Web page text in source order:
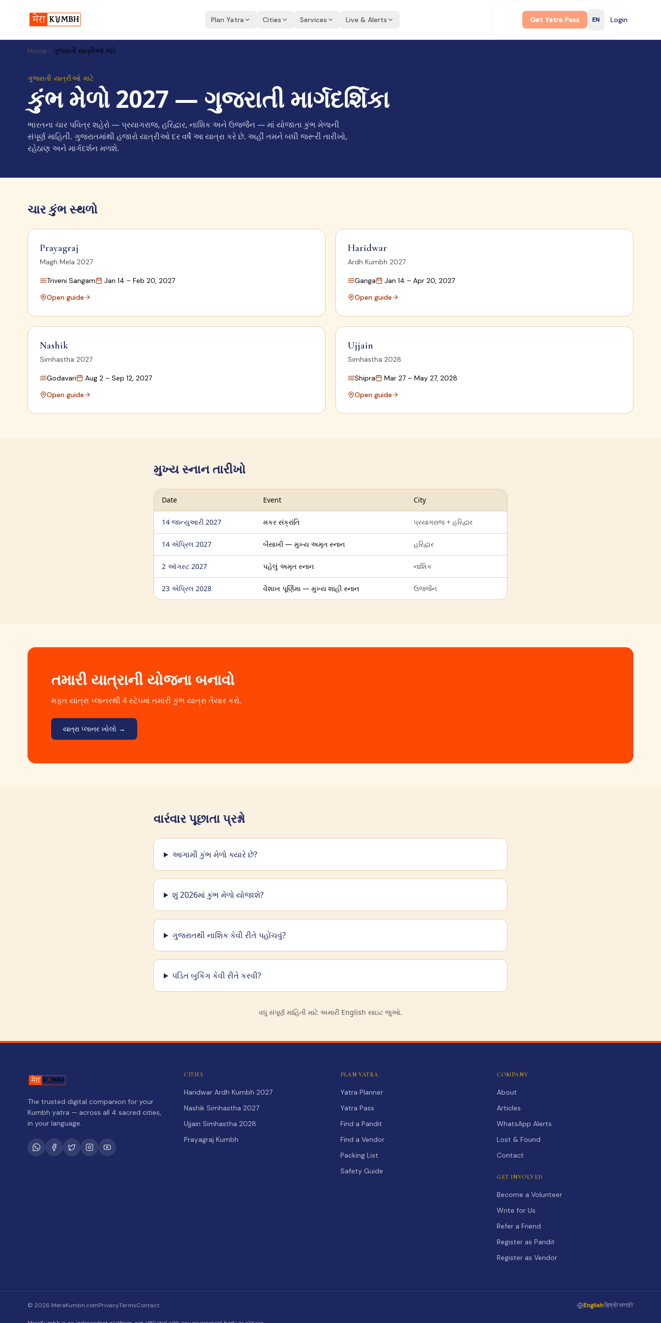
Plan Yatra Cities Services Live & Alerts Get Yatra Pass EN
EnglishLogin
Home ગુજરાતી યાત્રીઓ માટે
ગુજરાતી યાત્રીઓ માટે
કુંભ મેળો 2027 — ગુજરાતી માર્ગદર્શિકા
ભારતના ચાર પવિત્ર શહેરો — પ્રયાગરાજ, હરિદ્વાર, નાશિક અને ઉજ્જૈન — માં યોજાતા કુંભ મેળાની
સંપૂર્ણ માહિતી. ગુજરાતમાંથી હજારો યાત્રીઓ દર વર્ષે આ યાત્રા કરે છે. અહીં તમને બધી જરૂરી તારીખો,
રહેઠાણ અને માર્ગદર્શન મળશે.
ચાર કુંભ સ્થળો
Prayagraj
Magh Mela 2027
Triveni Sangam
Jan 14 – Feb 20, 2027
Open guide
Haridwar
Ardh Kumbh 2027
Ganga
Jan 14 – Apr 20, 2027
Open guide
Nashik
Simhastha 2027
Godavari
Aug 2 – Sep 12, 2027
Open guide
Ujjain
Simhastha 2028
Shipra
Mar 27 – May 27, 2028
Open guide
મુખ્ય સ્નાન તારીખો
Date Event City
14 જાન્યુઆરી 2027 મકર સંક્રાંતિ પ્રયાગરાજ + હરિદ્વાર
14 એપ્રિલ 2027 બૈસાખી — મુખ્ય અમૃત સ્નાન હરિદ્વાર
2 ઑગસ્ટ 2027 પહેલું અમૃત સ્નાન નાશિક
23 એપ્રિલ 2028 વૈશાખ પૂર્ણિમા — મુખ્ય શાહી સ્નાન ઉજ્જૈન
તમારી યાત્રાની યોજના બનાવો
મફત યાત્રા પ્લાનરથી 4 સ્ટેપમાં તમારી કુંભ યાત્રા તૈયાર કરો.
યાત્રા પ્લાનર ખોલો →
વારંવાર પૂછાતા પ્રશ્નો
આગામી કુંભ મેળો ક્યારે છે?
શું 2026માં કુંભ મેળો યોજાશે?
ગુજરાતથી નાશિક કેવી રીતે પહોંચવું?
પંડિત બુકિંગ કેવી રીતે કરવી?
વધુ સંપૂર્ણ માહિતી માટે અમારી English સાઇટ જુઓ.
The trusted digital companion for your
Kumbh yatra — across all 4 sacred cities,
in your language.
CITIES
Haridwar Ardh Kumbh 2027
Nashik Simhastha 2027
Ujjain Simhastha 2028
Prayagraj Kumbh
PLAN YATRA
Yatra Planner
Yatra Pass
Find a Pandit
Find a Vendor
Packing List
Safety Guide
COMPANY
About
Articles
WhatsApp Alerts
Lost & Found
Contact
GET INVOLVED
Become a Volunteer
Write for Us
Refer a Friend
Register as Pandit
Register as Vendor
© 2026 MeraKumbh.comPrivacyTermsContact English·हिन्दी·मराठी